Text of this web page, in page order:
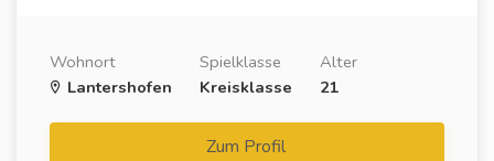
Wohnort
Lantershofen
Spielklasse
Kreisklasse
Alter
21
Zum Profil